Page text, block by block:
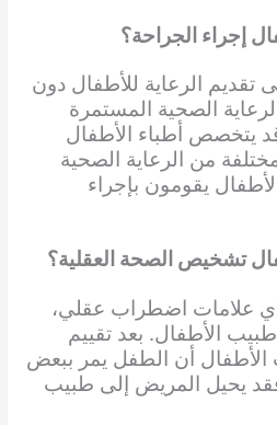
إجراء الجراحة؟
تقديم الرعاية للأطفال دون
الرعاية الصحية المستمرة
قد يتخصص أطباء الأطفال
من الرعاية الصحية
يقومون بإجراء
تشخيص الصحة العقلية؟
علامات اضطراب عقلي،
الأطفال. بعد تقييم
الأطفال أن الطفل يمر ببعض
يحيل المريض إلى طبيب